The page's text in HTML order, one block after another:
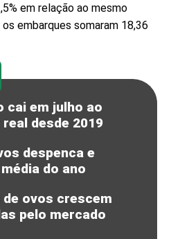
em relação ao mesmo
embarques somaram 18,36
cai em julho ao
desde 2019
despenca e
do ano
ovos crescem
pelo mercado